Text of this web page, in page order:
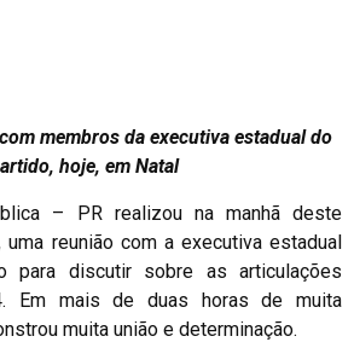
membros da executiva estadual do
hoje, em Natal
– PR realizou na manhã deste
uma reunião com a executiva estadual
para discutir sobre as articulações
Em mais de duas horas de muita
muita união e determinação.